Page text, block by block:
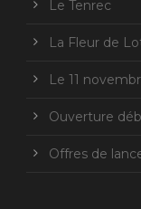
Le Tenrec
La Fleur de
Le 11
Ouverture
Offres de